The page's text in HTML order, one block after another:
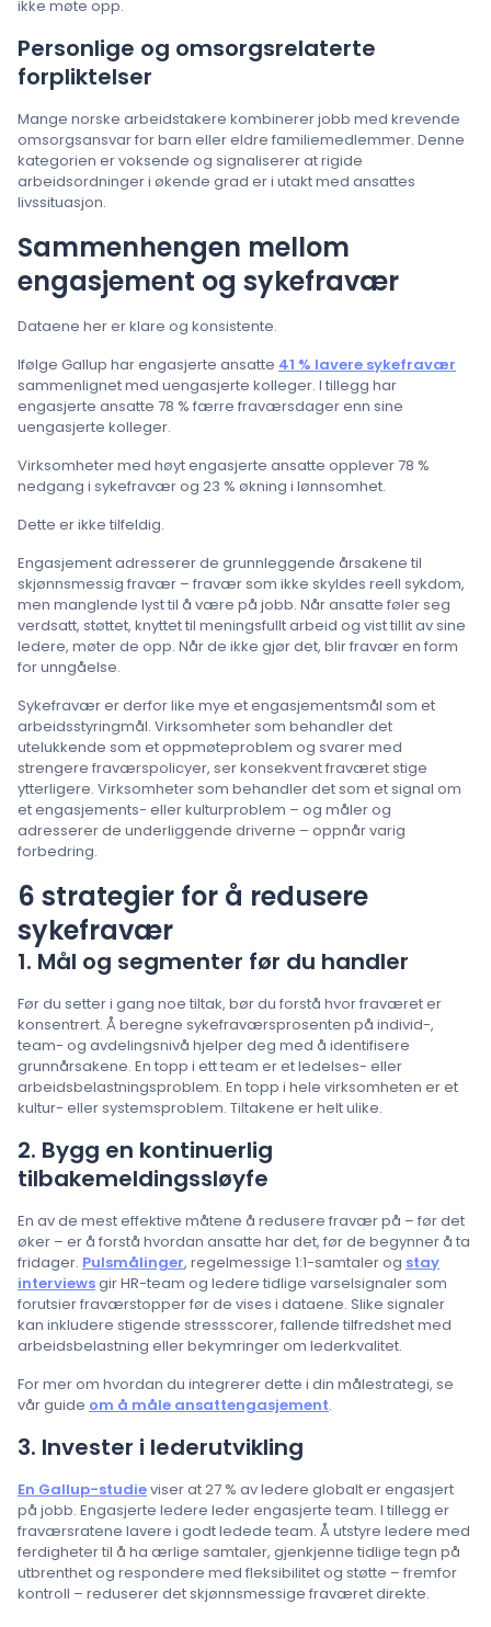
ikke møte opp.
Personlige og omsorgsrelaterte
forpliktelser
Mange norske arbeidstakere kombinerer jobb med krevende
omsorgsansvar for barn eller eldre familiemedlemmer. Denne
kategorien er voksende og signaliserer at rigide
arbeidsordninger i økende grad er i utakt med ansattes
livssituasjon.
Sammenhengen mellom
engasjement og sykefravær
Dataene her er klare og konsistente.
Ifølge Gallup har engasjerte ansatte 41 % lavere sykefravær
sammenlignet med uengasjerte kolleger. I tillegg har
engasjerte ansatte 78 % færre fraværsdager enn sine
uengasjerte kolleger.
Virksomheter med høyt engasjerte ansatte opplever 78 %
nedgang i sykefravær og 23 % økning i lønnsomhet.
Dette er ikke tilfeldig.
Engasjement adresserer de grunnleggende årsakene til
skjønnsmessig fravær – fravær som ikke skyldes reell sykdom,
men manglende lyst til å være på jobb. Når ansatte føler seg
verdsatt, støttet, knyttet til meningsfullt arbeid og vist tillit av sine
ledere, møter de opp. Når de ikke gjør det, blir fravær en form
for unngåelse.
Sykefravær er derfor like mye et engasjementsmål som et
arbeidsstyringmål. Virksomheter som behandler det
utelukkende som et oppmøteproblem og svarer med
strengere fraværspolicyer, ser konsekvent fraværet stige
ytterligere. Virksomheter som behandler det som et signal om
et engasjements- eller kulturproblem – og måler og
adresserer de underliggende driverne – oppnår varig
forbedring.
6 strategier for å redusere
sykefravær
1. Mål og segmenter før du handler
Før du setter i gang noe tiltak, bør du forstå hvor fraværet er
konsentrert. Å beregne sykefraværsprosenten på individ-,
team- og avdelingsnivå hjelper deg med å identifisere
grunnårsakene. En topp i ett team er et ledelses- eller
arbeidsbelastningsproblem. En topp i hele virksomheten er et
kultur- eller systemsproblem. Tiltakene er helt ulike.
2. Bygg en kontinuerlig
tilbakemeldingssløyfe
En av de mest effektive måtene å redusere fravær på – før det
øker – er å forstå hvordan ansatte har det, før de begynner å ta
fridager. Pulsmålinger, regelmessige 1:1-samtaler og stay
interviewsgir HR-team og ledere tidlige varselsignaler som
forutsier fraværstopper før de vises i dataene. Slike signaler
kan inkludere stigende stressscorer, fallende tilfredshet med
arbeidsbelastning eller bekymringer om lederkvalitet.
For mer om hvordan du integrerer dette i din målestrategi, se
vår guide om å måle ansattengasjement.
3. Invester i lederutvikling
En Gallup-studieviser at 27 % av ledere globalt er engasjert
på jobb. Engasjerte ledere leder engasjerte team. I tillegg er
fraværsratene lavere i godt ledede team. Å utstyre ledere med
ferdigheter til å ha ærlige samtaler, gjenkjenne tidlige tegn på
utbrenthet og respondere med fleksibilitet og støtte – fremfor
kontroll – reduserer det skjønnsmessige fraværet direkte.